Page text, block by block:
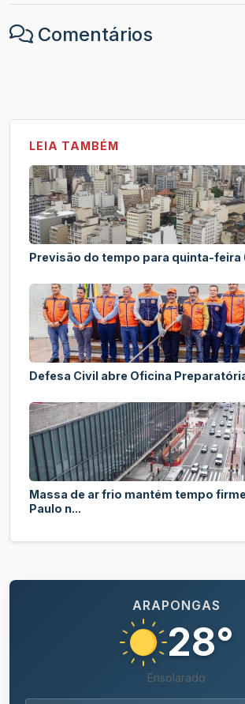
Comentários
LEIA TAMBÉM
Previsão do tempo para quinta-feira
Defesa Civil abre Oficina
Massa de ar frio mantém tempo
Paulo n...
ARAPONGAS
28°
Ensolarado